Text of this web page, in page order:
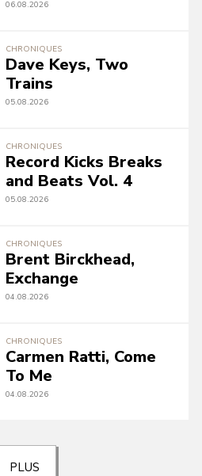
06.08.2026
CHRONIQUES
Dave Keys, Two
Trains
05.08.2026
CHRONIQUES
Record Kicks Breaks
and Beats Vol. 4
05.08.2026
CHRONIQUES
Brent Birckhead,
Exchange
04.08.2026
CHRONIQUES
Carmen Ratti, Come
To Me
04.08.2026
PLUS